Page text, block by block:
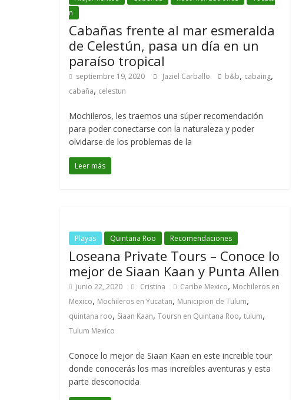
n
Cabañas frente al mar esmeralda
de Celestún, pasa un día en un
paraíso tropical
septiembre 19, 2020 Jaziel Carballo b&b, cabaing,
cabaña, celestun
Mochileros, les traemos una súper recomendación
para poder conectarse con la naturaleza y poder
olvidarse de los problemas de la
Leer más
Playas Quintana Roo Recomendaciones
Loseana Private Tours – Conoce lo
mejor de Siaan Kaan y Punta Allen
junio 22, 2020 Cristina Caribe Mexico, Mochileros en
Mexico, Mochileros en Yucatan, Municipion de Tulum,
quintana roo, Siaan Kaan, Toursn en Quintana Roo, tulum,
Tulum Mexico
Conoce lo mejor de Siaan Kaan en este increible tour
donde conocerás los mas increibles aventuras y esta
parte desconocida